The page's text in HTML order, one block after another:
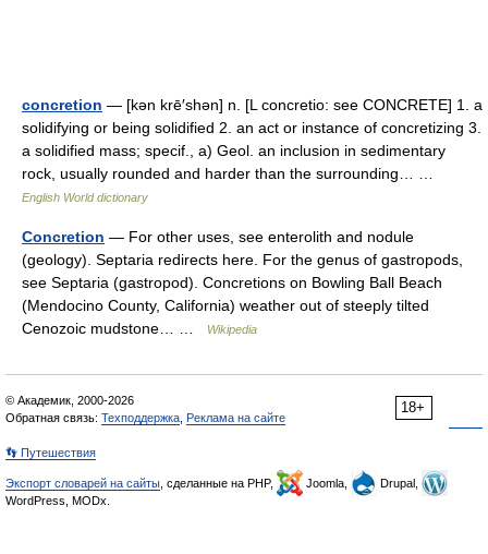
concretion — [kən krē′shən] n. [L concretio: see CONCRETE] 1. a
solidifying or being solidified 2. an act or instance of concretizing 3.
a solidified mass; specif., a) Geol. an inclusion in sedimentary
rock, usually rounded and harder than the surrounding… …
English World dictionary
Concretion — For other uses, see enterolith and nodule
(geology). Septaria redirects here. For the genus of gastropods,
see Septaria (gastropod). Concretions on Bowling Ball Beach
(Mendocino County, California) weather out of steeply tilted
Cenozoic mudstone… …
Wikipedia
18+
© Академик, 2000-2026
Обратная связь: Техподдержка Реклама на сайте
👣 Путешествия
Экспорт словарей на сайты , сделанные на PHP, Joomla,
Drupal,
WordPress, MODx.